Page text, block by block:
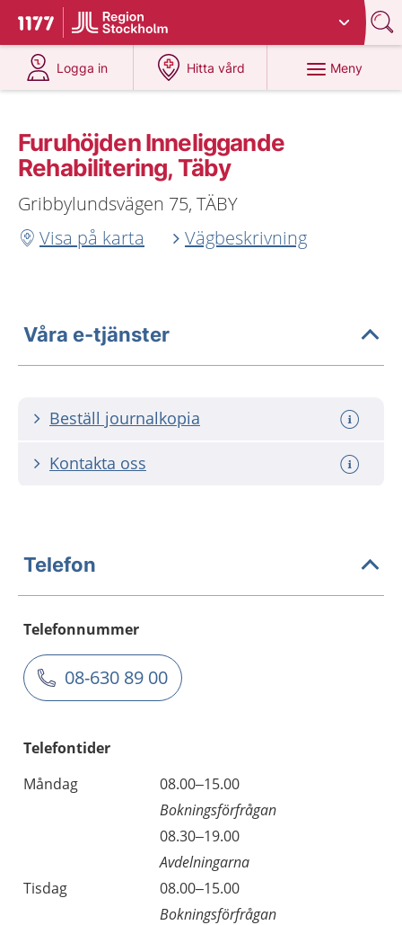
Till startsidan för 1177
Du har valt region
Logga in
på 1177.se
Hitta vård
på 1177.se
Meny
Furuhöjden Inneliggande
Rehabilitering, Täby
Gribbylundsvägen 75, TÄBY
Visa på karta
Vägbeskrivning
Våra e-tjänster
Beställ journalkopia
Kontakta oss
Telefon
Telefonnummer
08-630 89 00
Telefontider
Måndag
08.00–15.00
Bokningsförfrågan
08.30–19.00
Avdelningarna
Tisdag
08.00–15.00
Bokningsförfrågan